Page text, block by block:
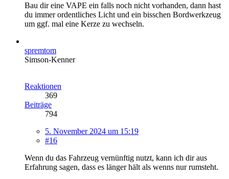
Bau dir eine VAPE ein falls noch nicht vorhanden, dann hast
du immer ordentliches Licht und ein bisschen Bordwerkzeug
um ggf. mal eine Kerze zu wechseln.
spremtom
Simson-Kenner
Reaktionen
369
Beiträge
794
5. November 2024 um 15:19
#16
Wenn du das Fahrzeug vernünftig nutzt, kann ich dir aus
Erfahrung sagen, dass es länger hält als wenns nur rumsteht.